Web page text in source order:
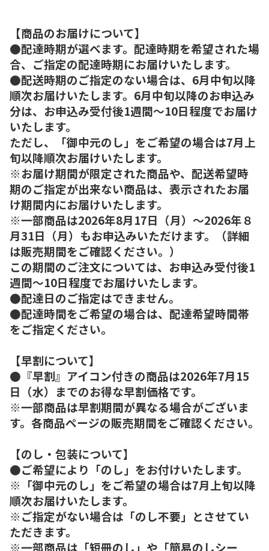
【商品のお届けについて】
●配達時期が選べます。配達時期を希望された場
合、ご指定の配達時期にお届けいたします。
●配送時期のご指定のない場合は、6月中旬以降
順次お届けいたします。6月中旬以降のお申込み
分は、お申込み受付後1週間～10日程度でお届け
いたします。
ただし、「御中元のし」をご希望の場合は7月上
旬以降順次お届けいたします。
※お届け期間が限定された商品や、配送希望時
期のご指定が出来ない商品は、表示されたお届
け期間内にお届けいたします。
※一部商品は2026年8月17日（月）～2026年８
月31日（月）もお申込みいただけます。（詳細
は販売期間をご確認ください。）
この期間のご注文については、お申込み受付後1
週間～10日程度でお届けいたします。
●配達日のご指定はできません。
●配達時間をご希望の場合は、配達希望時間帯
をご指定ください。
【早割について】
●『早割』アイコン付きの商品は2026年7月15
日（水）までのお得な早割価格です。
※一部商品は早割期間が異なる場合がございま
す。各商品ページの販売期間をご確認ください。
【のし・包装について】
●ご希望により「のし」をお付けいたします。
※「御中元のし」をご希望の場合は7月上旬以降
順次お届けいたします。
※ご指定がない場合は「のし不要」とさせてい
ただきます。
※一部商品は「短冊のし」や「簡易のしシー